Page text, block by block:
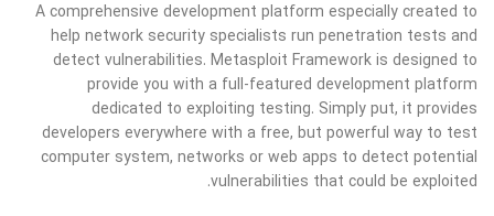
A comprehensive development platform especially created to
help network security specialists run penetration tests and
detect vulnerabilities. Metasploit Framework is designed to
provide you with a full-featured development platform
dedicated to exploiting testing. Simply put, it provides
developers everywhere with a free, but powerful way to test
computer system, networks or web apps to detect potential
vulnerabilities that could be exploited.